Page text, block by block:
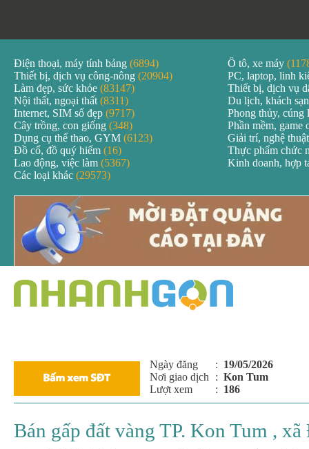
Điện thoại, máy tính bảng (6894) Ô tô, xe máy
Thiết bị, dịch vụ công-nông (20904)
PC, laptop, linh
Làm đẹp, sức khỏe (83147)
Thiết bị, dịch vụ
Nội thất, ngoại thất (8311)
Du lịch, khách
Internet, SIM số đẹp (9717)
Phong thủy, cúng
Cây trồng, con giống (348)
Phần mềm, game
Dụng cụ thể thao, GYM (6123)
Giải trí, nghệ
Đồ cổ, đồ quý hiếm (16)
Thực phẩm chức
Lao động, việc làm (5367)
Kinh doanh, hợp
Các loại khác (29573)
Ngày đăng : 19/05/2026
Nơi giao dịch : Kon Tum
Lượt xem
: 186
Bán gấp đất vàng TP. Kon Tum ,